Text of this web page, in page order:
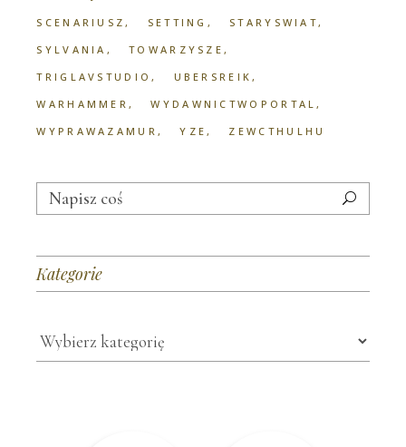
SCENARIUSZ
SETTING
STARYSWIAT
SYLVANIA
TOWARZYSZE
TRIGLAVSTUDIO
UBERSREIK
WARHAMMER
WYDAWNICTWOPORTAL
WYPRAWAZAMUR
YZE ZEWCTHULHU
Search
for:
Kategorie